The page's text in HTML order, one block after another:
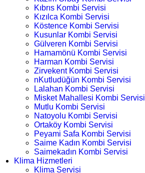
Kıbrıs Kombi Servisi
Kızılca Kombi Servisi
Köstence Kombi Servisi
Kusunlar Kombi Servisi
Gülveren Kombi Servisi
Hamamönü Kombi Servisi
Harman Kombi Servisi
Zirvekent Kombi Servisi
nKutludüğün Kombi Servisi
Lalahan Kombi Servisi
Misket Mahallesi Kombi Servisi
Mutlu Kombi Servisi
Natoyolu Kombi Servisi
Ortaköy Kombi Servisi
Peyami Safa Kombi Servisi
Saime Kadın Kombi Servisi
Saimekadın Kombi Servisi
Klima Hizmetleri
Klima Servisi